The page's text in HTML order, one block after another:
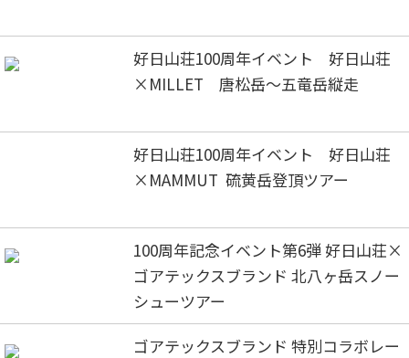
好日山荘100周年イベント 好日山荘
×MILLET 唐松岳～五竜岳縦走
好日山荘100周年イベント 好日山荘
×MAMMUT 硫黄岳登頂ツアー
100周年記念イベント第6弾 好日山荘×
ゴアテックスブランド 北八ヶ岳スノー
シューツアー
ゴアテックスブランド 特別コラボレー